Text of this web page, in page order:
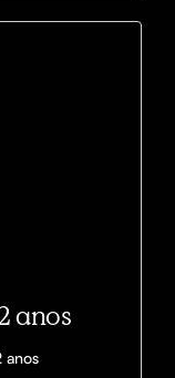
anos
anos